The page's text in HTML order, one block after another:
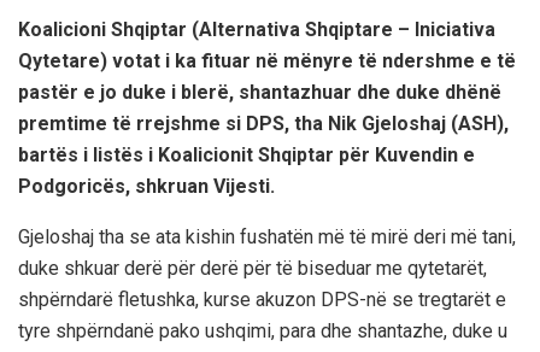
Koalicioni Shqiptar (Alternativa Shqiptare – Iniciativa
Qytetare) votat i ka fituar në mënyre të ndershme e të
pastër e jo duke i blerë, shantazhuar dhe duke dhënë
premtime të rrejshme si DPS, tha Nik Gjeloshaj (ASH),
bartës i listës i Koalicionit Shqiptar për Kuvendin e
Podgoricës, shkruan Vijesti.
Gjeloshaj tha se ata kishin fushatën më të mirë deri më tani,
duke shkuar derë për derë për të biseduar me qytetarët,
shpërndarë fletushka, kurse akuzon DPS-në se tregtarët e
tyre shpërndanë pako ushqimi, para dhe shantazhe, duke u